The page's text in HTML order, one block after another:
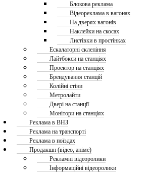
Блокова реклама
Відеореклама в вагонах
На дверях вагонів
Наклейки на скосах
Листівки в простінках
Ескалаторні склепіння
Лайтбокси на станціях
Проектор на станціях
Брендування станцій
Колійні стіни
Метролайти
Двері на станції
Монітори на станціях
Реклама в ВНЗ
Реклама на транспорті
Реклама в поїздах
Продакшн (відео, аніме)
Рекламні відеоролики
Інформаційні відеоролики